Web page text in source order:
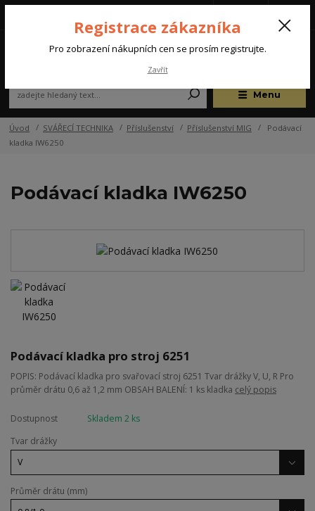
Menu
(Po-Pá, 07:00-15:30 hod.)
Úvod SVÁŘECÍ TECHNIKA Příslušenství Příslušenství MIG
Podávací
kladka IW6250
Podávací kladka IW6250
Podávací kladka pro stroj 6251
POPIS: Podávací kladka pro svařovací stroj 6251 Tvar drážky V, U, R Pro
průměr drátu 0,6 až 1,2 mm OBSAH BALENÍ: 1 ks kladka celý popis
Dostupnost
Skladem 2 ks
Tvar drážky
Průměr drátu (mm)
Registrace zákazníka
Pro zobrazení nákupních cen se prosím registrujte.
Zavřít